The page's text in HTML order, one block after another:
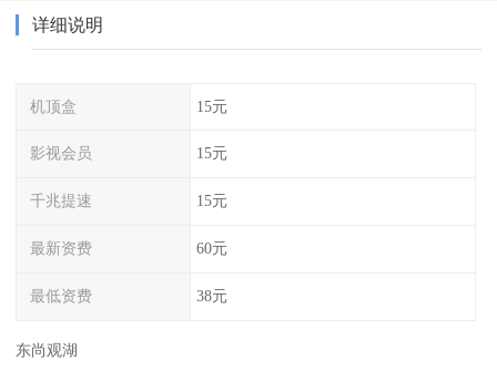
详细说明
机顶盒 15元
影视会员 15元
千兆提速 15元
最新资费 60元
最低资费 38元
东尚观湖